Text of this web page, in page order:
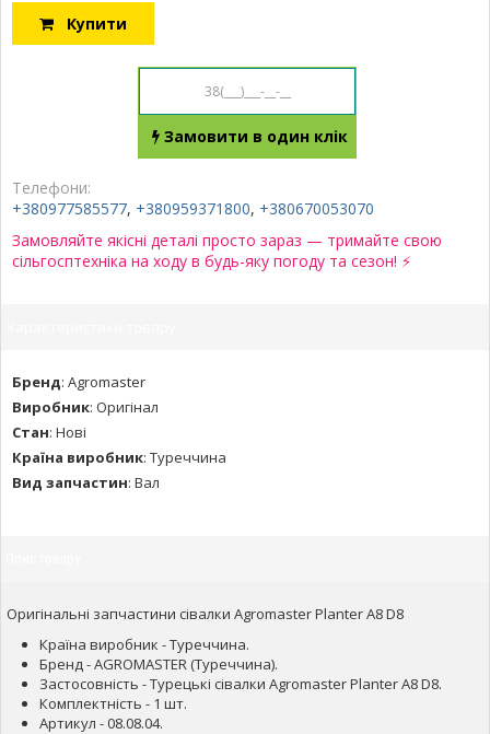
Купити
Замовити в один клік
Телефони:
+380977585577, +380959371800, +380670053070
Замовляйте якісні деталі просто зараз — тримайте свою
сільгосптехніка на ходу в будь-яку погоду та сезон! ⚡
Бренд: Agromaster
Виробник: Оригінал
Стан: Нові
Країна виробник: Туреччина
Вид запчастин: Вал
Оригінальні запчастини сівалки Agromaster Planter A8 D8
Країна виробник - Туреччина.
Бренд - AGROMASTER (Туреччина).
Застосовність - Турецькі сівалки Agromaster Planter A8 D8.
Комплектність - 1 шт.
Артикул - 08.08.04.